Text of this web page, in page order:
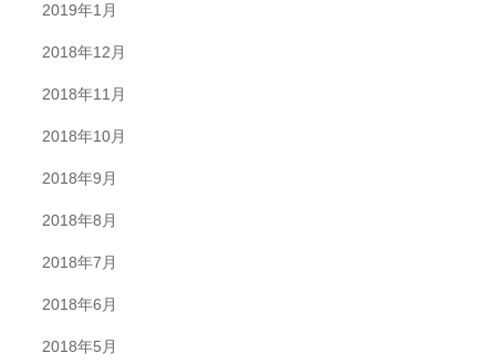
2019年1月
2018年12月
2018年11月
2018年10月
2018年9月
2018年8月
2018年7月
2018年6月
2018年5月